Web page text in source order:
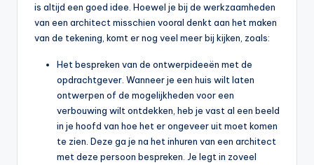
is altijd een goed idee. Hoewel je bij de werkzaamheden
van een architect misschien vooral denkt aan het maken
van de tekening, komt er nog veel meer bij kijken, zoals:
Het bespreken van de ontwerpideeën met de
opdrachtgever. Wanneer je een huis wilt laten
ontwerpen of de mogelijkheden voor een
verbouwing wilt ontdekken, heb je vast al een beeld
in je hoofd van hoe het er ongeveer uit moet komen
te zien. Deze ga je na het inhuren van een architect
met deze persoon bespreken. Je legt in zoveel